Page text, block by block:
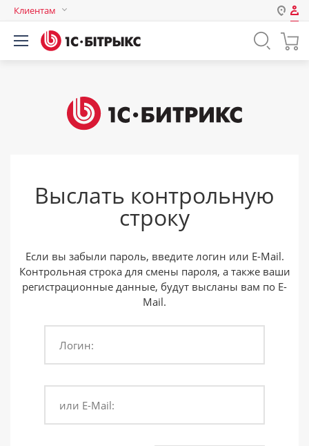
Клиентам
Авторизация
Логин
Запомнить меня на этом
компьютере
Забыли свой пароль?
или войдите с помощью
Выслать контрольную
строку
Если вы забыли пароль, введите логин или E-Mail.
Контрольная строка для смены пароля, а также ваши
регистрационные данные, будут высланы вам по E-
Mail.
Логин:
или E-Mail: